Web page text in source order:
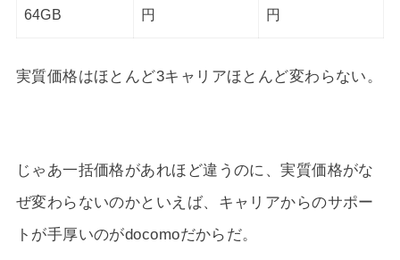
64GB
円
円
実質価格はほとんど3キャリアほとんど変わらない。
じゃあ一括価格があれほど違うのに、実質価格がな
ぜ変わらないのかといえば、キャリアからのサポー
トが手厚いのがdocomoだからだ。